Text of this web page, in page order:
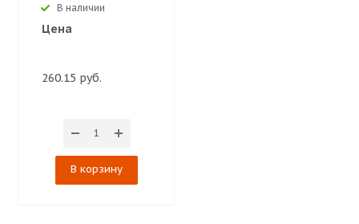
В наличии
Цена
260.15 руб.
В корзину